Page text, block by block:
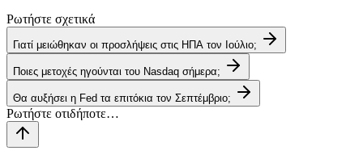
Ρωτήστε σχετικά
Γιατί μειώθηκαν οι προσλήψεις στις ΗΠΑ τον Ιούλιο;
Ποιες μετοχές ηγούνται του Nasdaq σήμερα;
Θα αυξήσει η Fed τα επιτόκια τον Σεπτέμβριο;